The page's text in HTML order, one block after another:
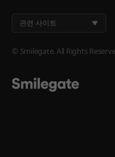
관련 사이트
© Smilegate. All Rights